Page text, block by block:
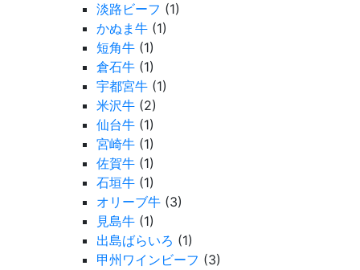
淡路ビーフ (1)
かぬま牛 (1)
短角牛 (1)
倉石牛 (1)
宇都宮牛 (1)
米沢牛 (2)
仙台牛 (1)
宮崎牛 (1)
佐賀牛 (1)
石垣牛 (1)
オリーブ牛 (3)
見島牛 (1)
出島ばらいろ (1)
甲州ワインビーフ (3)